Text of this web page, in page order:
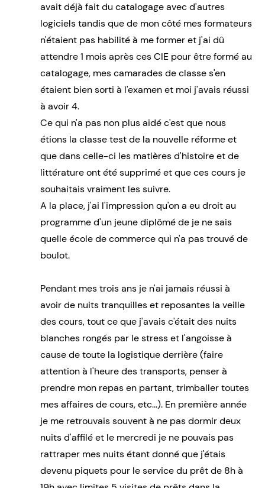
avait déjà fait du catalogage avec d'autres
logiciels tandis que de mon côté mes formateurs
n'étaient pas habilité à me former et j'ai dû
attendre 1 mois après ces CIE pour être formé au
catalogage, mes camarades de classe s'en
étaient bien sorti à l'examen et moi j'avais réussi
à avoir 4.
Ce qui n'a pas non plus aidé c'est que nous
étions la classe test de la nouvelle réforme et
que dans celle-ci les matières d'histoire et de
littérature ont été supprimé et que ces cours je
souhaitais vraiment les suivre.
A la place, j'ai l'impression qu'on a eu droit au
programme d'un jeune diplômé de je ne sais
quelle école de commerce qui n'a pas trouvé de
boulot.
Pendant mes trois ans je n'ai jamais réussi à
avoir de nuits tranquilles et reposantes la veille
des cours, tout ce que j'avais c'était des nuits
blanches rongés par le stress et l'angoisse à
cause de toute la logistique derrière (faire
attention à l'heure des transports, penser à
prendre mon repas en partant, trimballer toutes
mes affaires de cours, etc...). En première année
je me retrouvais souvent à ne pas dormir deux
nuits d'affilé et le mercredi je ne pouvais pas
rattraper mes nuits étant donné que j'étais
devenu piquets pour le service du prêt de 8h à